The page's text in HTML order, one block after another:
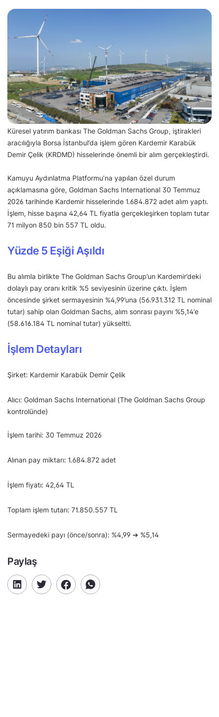
Küresel yatırım bankası The Goldman Sachs Group, iştirakleri
aracılığıyla Borsa İstanbul’da işlem gören Kardemir Karabük
Demir Çelik (KRDMD) hisselerinde önemli bir alım gerçekleştirdi.
Kamuyu Aydınlatma Platformu’na yapılan özel durum
açıklamasına göre, Goldman Sachs International 30 Temmuz
2026 tarihinde Kardemir hisselerinde 1.684.872 adet alım yaptı.
İşlem, hisse başına 42,64 TL fiyatla gerçekleşirken toplam tutar
71 milyon 850 bin 557 TL oldu.
Yüzde 5 Eşiği Aşıldı
Bu alımla birlikte The Goldman Sachs Group’un Kardemir’deki
dolaylı pay oranı kritik %5 seviyesinin üzerine çıktı. İşlem
öncesinde şirket sermayesinin %4,99’una (56.931.312 TL nominal
tutar) sahip olan Goldman Sachs, alım sonrası payını %5,14’e
(58.616.184 TL nominal tutar) yükseltti.
İşlem Detayları
Şirket: Kardemir Karabük Demir Çelik
Alıcı: Goldman Sachs International (The Goldman Sachs Group
kontrolünde)
İşlem tarihi: 30 Temmuz 2026
Alınan pay miktarı: 1.684.872 adet
İşlem fiyatı: 42,64 TL
Toplam işlem tutarı: 71.850.557 TL
Sermayedeki payı (önce/sonra): %4,99 ➔ %5,14
Paylaş